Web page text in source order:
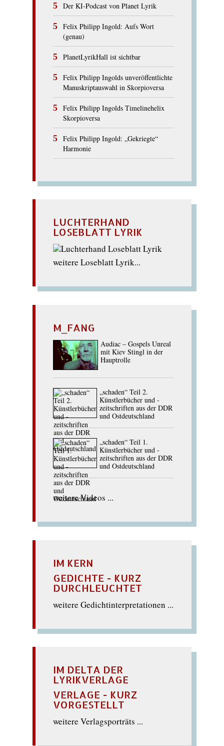
Der KI-Podcast von Planet Lyrik
Felix Philipp Ingold: Aufs Wort
(genau)
PlanetLyrikHall ist sichtbar
Felix Philipp Ingolds unveröffentlichte
Manuskriptauswahl in Skorpioversa
Felix Philipp Ingolds Timelinehelix
Skorpioversa
Felix Philipp Ingold: „Gekriegte“
Harmonie
LUCHTERHAND
LOSEBLATT LYRIK
weitere Loseblatt Lyrik...
M_FANG
Audiac – Gospels Unreal
mit Kiev Stingl in der
Hauptrolle
„schaden“ Teil 2.
Künstlerbücher und -
zeitschriften aus der DDR
und Ostdeutschland
„schaden“ Teil 1.
Künstlerbücher und -
zeitschriften aus der DDR
und Ostdeutschland
weitere Videos ...
IM KERN
GEDICHTE - KURZ
DURCHLEUCHTET
weitere Gedichtinterpretationen ...
IM DELTA DER
LYRIKVERLAGE
VERLAGE - KURZ
VORGESTELLT
weitere Verlagsporträts ...